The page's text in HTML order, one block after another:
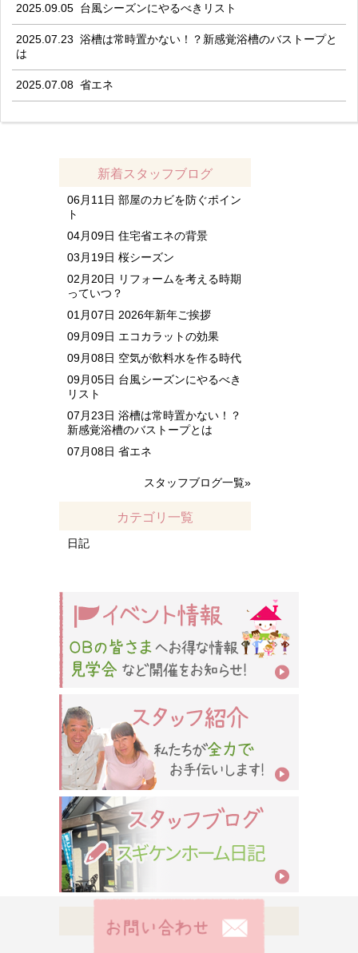
2025.09.05 台風シーズンにやるべきリスト
2025.07.23 浴槽は常時置かない！？新感覚浴槽のバストープと
は
2025.07.08 省エネ
新着スタッフブログ
06月11日 部屋のカビを防ぐポイン
ト
04月09日 住宅省エネの背景
03月19日 桜シーズン
02月20日 リフォームを考える時期
っていつ？
01月07日 2026年新年ご挨拶
09月09日 エコカラットの効果
09月08日 空気が飲料水を作る時代
09月05日 台風シーズンにやるべき
リスト
07月23日 浴槽は常時置かない！？
新感覚浴槽のバストープとは
07月08日 省エネ
スタッフブログ一覧»
カテゴリ一覧
日記
会社案内